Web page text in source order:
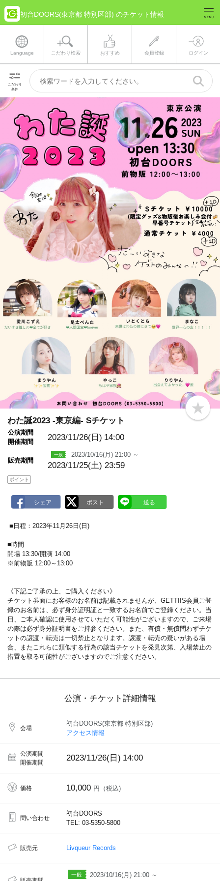
初台DOORS(東京都 特別区部) のチケット情報
Language こだわり検索 おすすめ 会員登録 ログイン
こだわり
条件
b
o
わた誕2023 -東京編- Sチケット
公演期間
開催期間
2023/11/26(日) 14:00
販売期間
2023/10/16(月) 21:00 ～
2023/11/25(土) 23:59
ポイント
■日程：2023年11月26日(日)
■時間
開場 13:30/開演 14:00
※前物販 12:00～13:00
《下記ご了承の上、ご購入ください》
チケット券面にお客様のお名前は記載されませんが、GETTIIS会員ご登
録のお名前は、必ず身分証明証と一致するお名前でご登録ください。当
日、ご本人確認に使用させていただく可能性がございますので、ご来場
の際は必ず身分証明書をご持参ください。また、有償・無償問わずチケ
ットの譲渡・転売は一切禁止となります。譲渡・転売の疑いがある場
合、またこれらに類似する行為の該当チケットを発見次第、入場禁止の
措置を取る可能性がございますのでご注意ください。
公演・チケット詳細情報
会場
初台DOORS(東京都 特別区部)
アクセス情報
公演期間
開催期間
2023/11/26(日) 14:00
価格 10,000 円（税込)
問い合わせ
初台DOORS
TEL: 03-5350-5800
販売元 Livqueur Records
2023/10/16(月) 21:00 ～